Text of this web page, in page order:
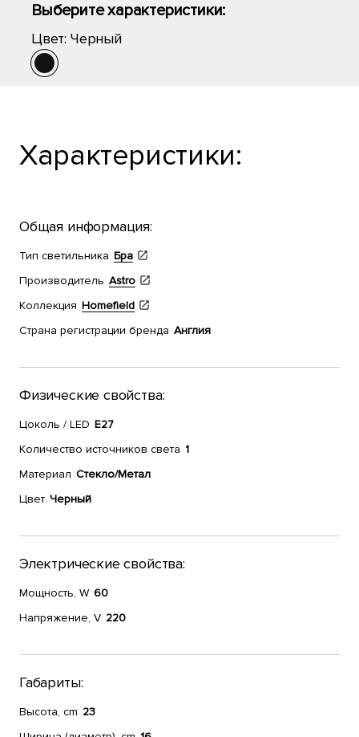
Выберите характеристики:
Цвет: Черный
Характеристики:
Общая информация:
Тип светильника Бра
Производитель Astro
Коллекция Homefield
Страна регистрации бренда Англия
Физические свойства:
Цоколь / LED E27
Количество источников света 1
Материал Стекло/Метал
Цвет Черный
Электрические свойства:
Мощность, W 60
Напряжение, V 220
Габариты:
Высота, cm 23